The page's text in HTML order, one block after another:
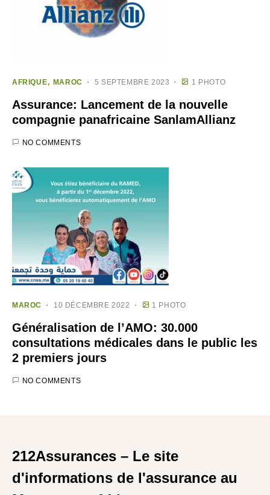
AFRIQUE MAROC 5 SEPTEMBRE 2023 1 PHOTO
Assurance: Lancement de la nouvelle
compagnie panafricaine SanlamAllianz
NO COMMENTS
MAROC 10 DÉCEMBRE 2022 1 PHOTO
Généralisation de l’AMO: 30.000
consultations médicales dans le public les
2 premiers jours
NO COMMENTS
212Assurances – Le site
d'informations de l'assurance au